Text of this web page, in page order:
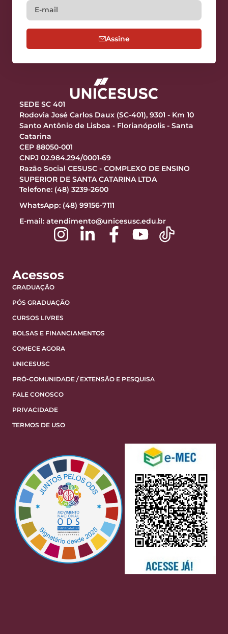
Assine
SEDE SC 401
Rodovia José Carlos Daux (SC-401), 9301 - Km 10
Santo Antônio de Lisboa - Florianópolis - Santa
Catarina
CEP 88050-001
CNPJ 02.984.294/0001-69
Razão Social CESUSC - COMPLEXO DE ENSINO
SUPERIOR DE SANTA CATARINA LTDA
Telefone: (48) 3239-2600
WhatsApp: (48) 99156-7111
E-mail: atendimento@unicesusc.edu.br
Acessos
GRADUAÇÃO
PÓS GRADUAÇÃO
CURSOS LIVRES
BOLSAS E FINANCIAMENTOS
COMECE AGORA
UNICESUSC
PRÓ-COMUNIDADE / EXTENSÃO E PESQUISA
FALE CONOSCO
PRIVACIDADE
TERMOS DE USO